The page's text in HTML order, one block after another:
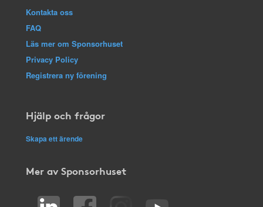
Kontakta oss
FAQ
Läs mer om Sponsorhuset
Privacy Policy
Registrera ny förening
Hjälp och frågor
Skapa ett ärende
Mer av Sponsorhuset